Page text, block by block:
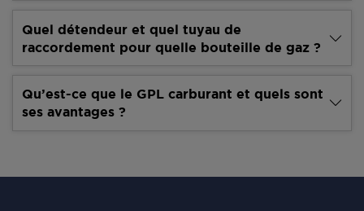
Quel détendeur et quel tuyau de
raccordement pour quelle bouteille de gaz ?
Qu’est-ce que le GPL carburant et quels sont
ses avantages ?